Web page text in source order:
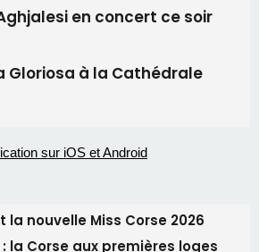
en concert ce soir
Gloriosa à la Cathédrale
la nouvelle Miss Corse 2026
: la Corse aux premières loges